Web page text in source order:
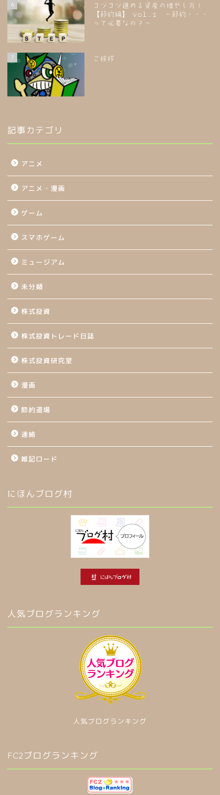
6
コツコツ進める資産の増やし方！
【節約編】 vol.1 ～節約・・・
って必要なの？～
7 ご挨拶
記事カテゴリ
アニメ
アニメ・漫画
ゲーム
スマホゲーム
ミュージアム
未分類
株式投資
株式投資トレード日誌
株式投資研究室
漫画
節約道場
連絡
雑記ロード
にほんブログ村
人気ブログランキング
人気ブログランキング
FC2ブログランキング